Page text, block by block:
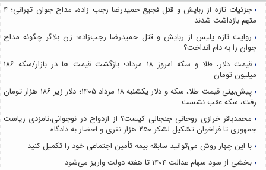
جزئیات تازه از ربایش و قتل فجیع حمیدرضا رجب زاده، مداح جوان تهرانی؛ ۴
متهم بازداشت شدند
روایت تازه پلیس از ربایش و قتل حمیدرضا رجب‌زاده؛ زن بلاگر چگونه مداح
جوان را به دام انداخت؟
قیمت دلار، طلا و سکه امروز ۱۸ مرداد؛ بازگشت قیمت ها در بازار/سکه ۱۸۶
میلیون تومان
پیش‌بینی قیمت طلا، سکه و دلار یکشنبه ۱۸ مرداد ۱۴۰۵؛ دلار زیر ۱۸۶ هزار تومان
رفت، سکه عقب نشست
محمدباقر خرازی روحانی جنجالی کیست؟ از ازدواج در نوجوانی،نامزدی ریاست
جمهوری تا فراخوان تشکیل لشکر ۲۵۰ هزار نفری و احضار به دادگاه
با این چهار روش می‌توانید سابقه بیمه تأمین اجتماعی خود را تکمیل کنید
بخشی از سود سهام عدالت ۱۴۰۴ تا هفته دولت واریز می‌شود